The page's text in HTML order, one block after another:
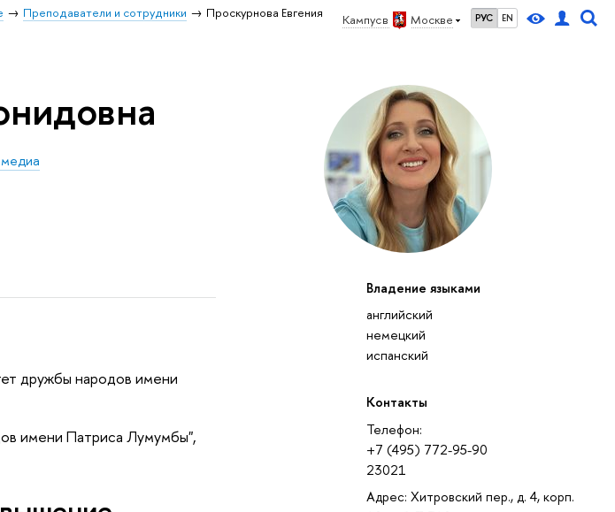
Кампус в Москве РУС EN
Преподаватели и сотрудники
Проскурнова Евгения
Владение языками
английский
немецкий
испанский
Контакты
Телефон:
+7 (495) 772-95-90
23021
Адрес: Хитровский пер., д. 4, корп.
дружбы народов имени
имени Патриса Лумумбы",